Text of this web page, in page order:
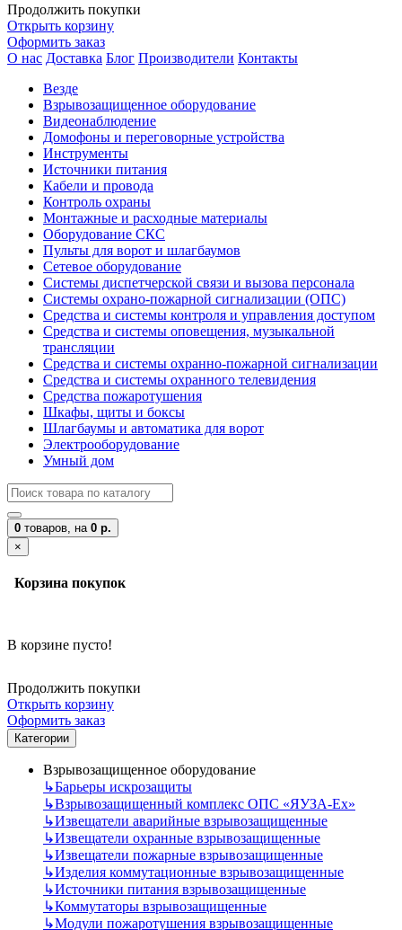
Продолжить покупки
Открыть корзину
Оформить заказ
О нас Доставка Блог Производители Контакты
Везде
Взрывозащищенное оборудование
Видеонаблюдение
Домофоны и переговорные устройства
Инструменты
Источники питания
Кабели и провода
Контроль охраны
Монтажные и расходные материалы
Оборудование СКС
Пульты для ворот и шлагбаумов
Сетевое оборудование
Системы диспетчерской связи и вызова персонала
Системы охрано-пожарной сигнализации (ОПС)
Средства и системы контроля и управления доступом
Средства и системы оповещения, музыкальной
трансляции
Средства и системы охранно-пожарной сигнализации
Средства и системы охранного телевидения
Средства пожаротушения
Шкафы, щиты и боксы
Шлагбаумы и автоматика для ворот
Электрооборудование
Умный дом
0 товаров, на 0 р.
×
Корзина покупок
В корзине пусто!
Продолжить покупки
Открыть корзину
Оформить заказ
Категории
Взрывозащищенное оборудование
↳Барьеры искрозащиты
↳Взрывозащищенный комплекс ОПС «ЯУЗА-Ех»
↳Извещатели аварийные взрывозащищенные
↳Извещатели охранные взрывозащищенные
↳Извещатели пожарные взрывозащищенные
↳Изделия коммутационные взрывозащищенные
↳Источники питания взрывозащищенные
↳Коммутаторы взрывозащищенные
↳Модули пожаротушения взрывозащищенные